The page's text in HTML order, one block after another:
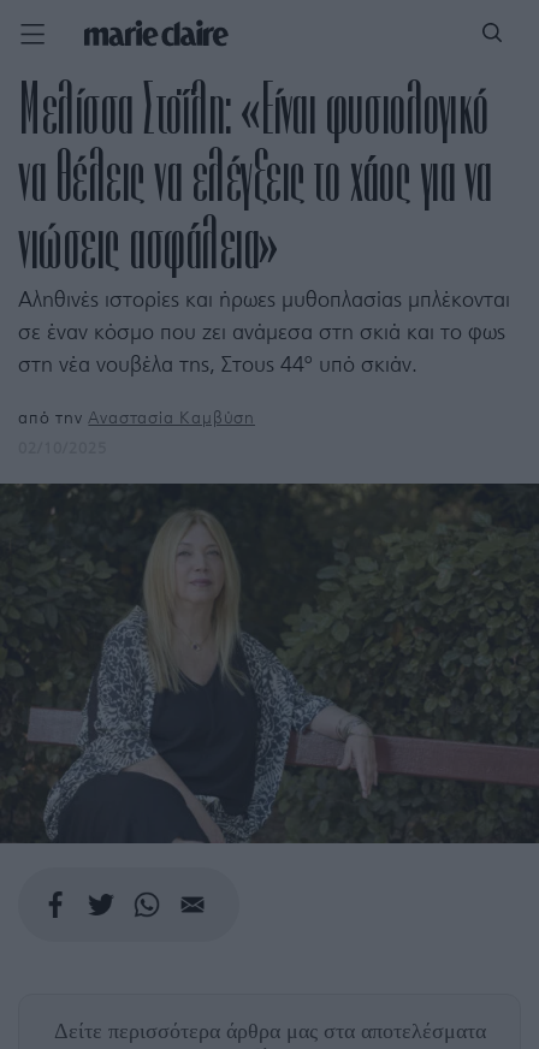
Μελίσσα Στοΐλη: «Είναι φυσιολογικό
να θέλεις να ελέγξεις το χάος για να
νιώσεις ασφάλεια»
Αληθινές ιστορίες και ήρωες μυθοπλασίας μπλέκονται
σε έναν κόσμο που ζει ανάμεσα στη σκιά και το φως
στη νέα νουβέλα της, Στους 44° υπό σκιάν.
από τηνΑναστασία Καμβύση
Δείτε περισσότερα άρθρα μας στα αποτελέσματα